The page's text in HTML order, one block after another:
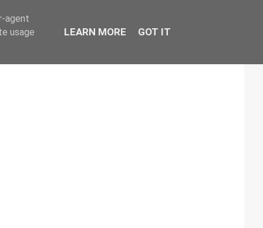
agent
usage
LEARN MORE GOT IT